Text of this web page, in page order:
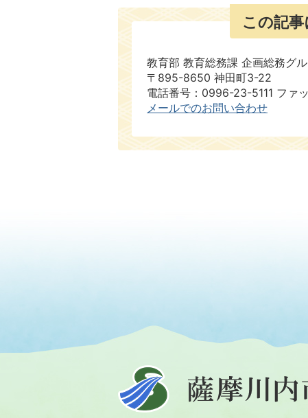
この記
教育部 教育総務課 企画総務グ
〒895-8650 神田町3-22
電話番号：0996-23-5111 ファ
メールでのお問い合わせ
薩
摩